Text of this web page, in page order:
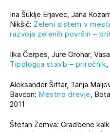
PRIJAVITE SE
POZABLJENO GESLO
REGISTRIRAJTE SE
Ina Šuklje Erjavec, Jana
Nikšič: Zeleni sistem v
razvoja zelenih površin –
Ilka Čerpes, Jure Grohar,
Tipologija stavb – priročnik
Aleksander Šiftar, Tanja
Bavcon: Mestno drevje,
2011
Štefan Žemva: Gradbene
PRIJAVITE SE
Mesečni novičnik
Novičnik izobraževanj
Tedenski novičnik
Dnevne medijske objave